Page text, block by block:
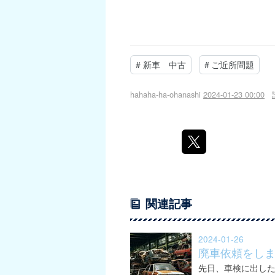
# 新車 中古 # ご近所問題
hahaha-ha-ohanashi 2024-01-23 00:00
関連記事
2024-01-26
廃車依頼をし
先日、車検に出し